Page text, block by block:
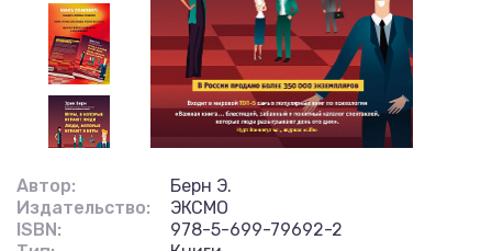
Автор:
Берн Э.
Издательство:
ЭКСМО
ISBN:
978-5-699-79692-2